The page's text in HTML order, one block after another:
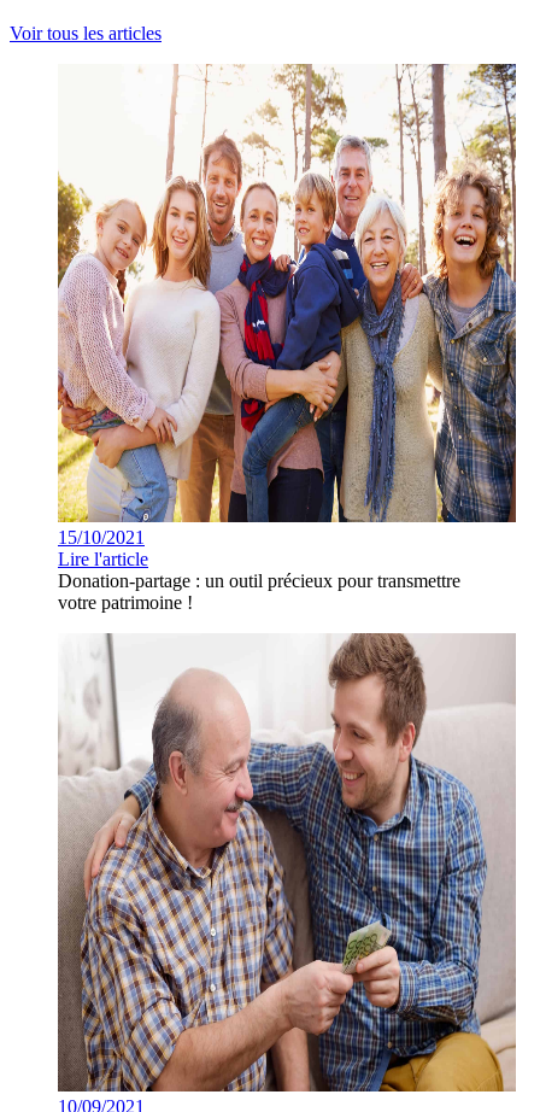
Voir tous les articles
15/10/2021
Lire l'article
Donation-partage : un outil précieux pour transmettre
votre patrimoine !
10/09/2021